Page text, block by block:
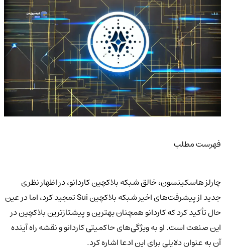
فهرست مطلب
چارلز هاسکینسون، خالق شبکه بلاکچین کاردانو، در اظهار نظری
جدید از پیشرفت‌های اخیر شبکه بلاکچین Sui تمجید کرد، اما در عین
حال تأکید کرد که کاردانو همچنان بهترین و پیشتازترین بلاکچین در
این صنعت است. او به ویژگی‌های حاکمیتی کاردانو و نقشه راه آینده
آن به عنوان دلایلی برای این ادعا اشاره کرد.